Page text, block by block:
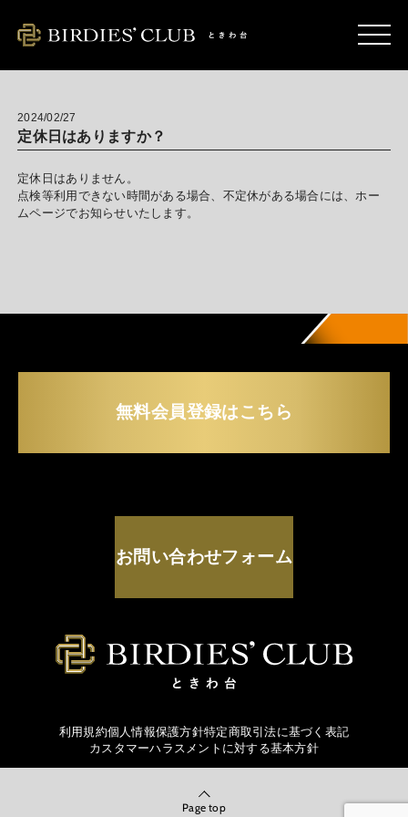
2024/02/27
定休日はありますか？
定休日はありません。
点検等利用できない時間がある場合、不定休がある場合には、ホー
ムページでお知らせいたします。
無料会員登録はこちら
お問い合わせフォーム
利用規約個人情報保護方針特定商取引法に基づく表記
カスタマーハラスメントに対する基本方針
Page top